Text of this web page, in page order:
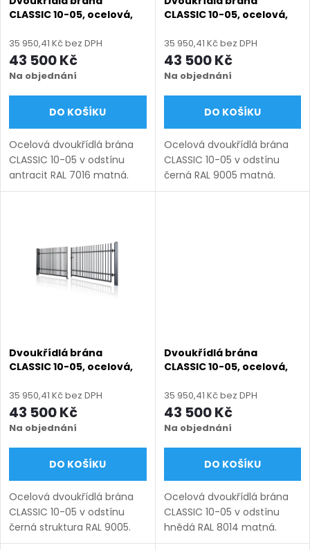
p
r
o
u
k
p
r
o
d
u
k
CLASSIC 10-05, ocelová,
(šířka 1200–6000 mm,
výška 1000–1750 mm),
antracit RAL 7016 matná
35 950,41 Kč bez DPH
43 500 Kč
Na objednání
DO KOŠÍKU
Ocelová dvoukřídlá brána
CLASSIC 10-05 v odstínu
antracit RAL 7016 matná.
Bezúdržbová ocel (žárový
CLASSIC 10-05, ocelová,
(šířka 1200–6000 mm,
výška 1000–1750 mm),
černá RAL 9005 matná
35 950,41 Kč bez DPH
43 500 Kč
Na objednání
DO KOŠÍKU
Ocelová dvoukřídlá brána
CLASSIC 10-05 v odstínu
černá RAL 9005 matná.
Bezúdržbová ocel (žárový
Dvoukřídlá brána
CLASSIC 10-05, ocelová,
(šířka 1200–6000 mm,
výška 1000–1750 mm),
černá struktura RAL 9005
35 950,41 Kč bez DPH
43 500 Kč
Na objednání
DO KOŠÍKU
Ocelová dvoukřídlá brána
CLASSIC 10-05 v odstínu
černá struktura RAL 9005.
Bezúdržbová ocel (žárový
Dvoukřídlá brána
CLASSIC 10-05, ocelová,
(šířka 1200–6000 mm,
výška 1000–1750 mm),
hnědá RAL 8014 matná
35 950,41 Kč bez DPH
43 500 Kč
Na objednání
DO KOŠÍKU
Ocelová dvoukřídlá brána
CLASSIC 10-05 v odstínu
hnědá RAL 8014 matná.
Bezúdržbová ocel (žárový